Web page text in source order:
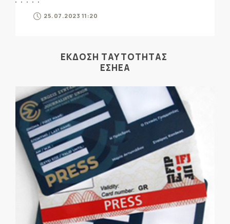
25.07.2023 11:20
ΕΚΔΟΣΗ ΤΑΥΤΟΤΗΤΑΣ
ΕΣΗΕΑ